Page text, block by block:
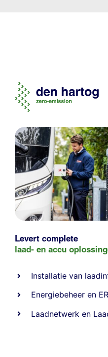
Levert complete
laad- en accu
Installatie van
Energiebeheer en
Laadnetwerk en